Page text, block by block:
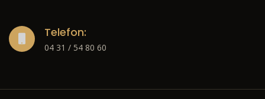
Telefon:
04 31 / 54 80 60